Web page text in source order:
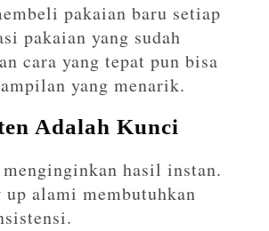
pakaian baru setiap
pakaian yang sudah
cara yang tepat pun bisa
yang menarik.
Adalah Kunci
hasil instan.
up alami membutuhkan